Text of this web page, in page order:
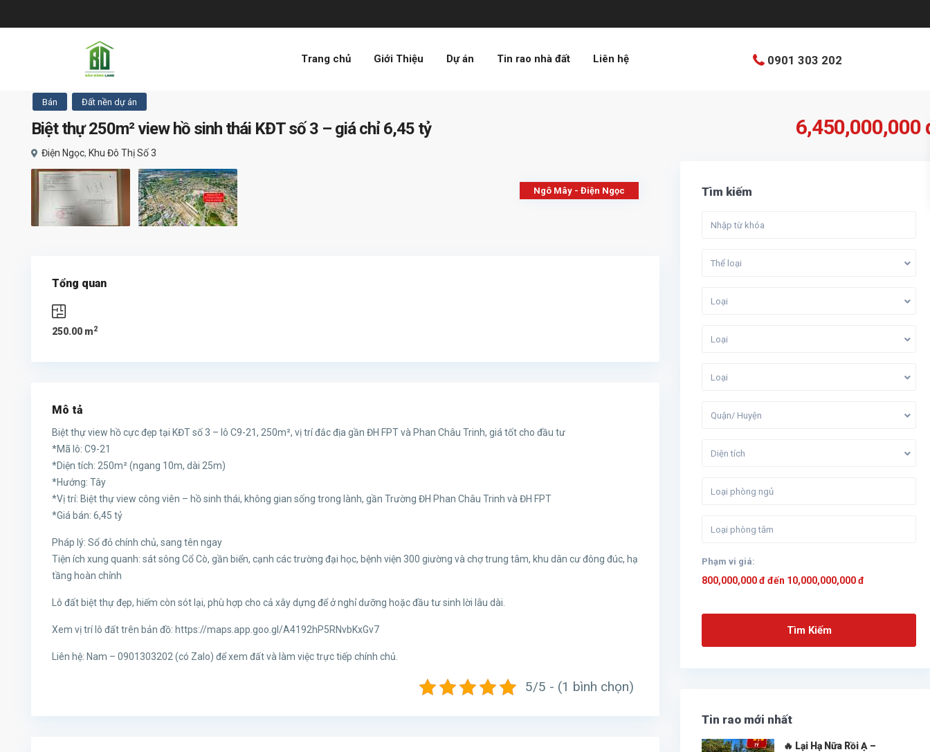
0901 303 202
Trang chủ Giới Thiệu Dự án Tin rao nhà đất Liên hệ
Bán Đất nền dự án
Biệt thự 250m² view hồ sinh thái KĐT số 3 – giá chỉ 6,45 tỷ 6,450,000,000
Điện Ngọc, Khu Đô Thị Số 3
Ngô Mây - Điện Ngọc
Tổng quan
250.00 m2
Mô tả
Biệt thự view hồ cực đẹp tại KĐT số 3 – lô C9-21, 250m², vị trí đắc địa gần ĐH FPT và Phan Châu Trinh, giá tốt cho đầu tư
*Mã lô: C9-21
*Diện tích: 250m² (ngang 10m, dài 25m)
*Hướng: Tây
*Vị trí: Biệt thự view công viên – hồ sinh thái, không gian sống trong lành, gần Trường ĐH Phan Châu Trinh và ĐH FPT
*Giá bán: 6,45 tỷ
Pháp lý: Sổ đỏ chính chủ, sang tên ngay
Tiện ích xung quanh: sát sông Cổ Cò, gần biển, cạnh các trường đại học, bệnh viện 300 giường và chợ trung tâm, khu dân cư đông đúc, hạ
tầng hoàn chỉnh
Lô đất biệt thự đẹp, hiếm còn sót lại, phù hợp cho cả xây dựng để ở nghỉ dưỡng hoặc đầu tư sinh lời lâu dài.
Xem vị trí lô đất trên bản đồ: https://maps.app.goo.gl/A4192hP5RNvbKxGv7
Liên hệ: Nam – 0901303202 (có Zalo) để xem đất và làm việc trực tiếp chính chủ.
5/5 - (1 bình chọn)
Tìm kiếm
Thể loại
Loại
Loại
Loại
Quận/ Huyện
Diện tích
Phạm vi giá:
800,000,000 đ đến 10,000,000,000 đ
Tìm Kiếm
Tin rao mới nhất
🔥 Lại Hạ Nữa Rồi Ạ –